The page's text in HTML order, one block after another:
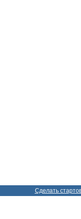
Сделать